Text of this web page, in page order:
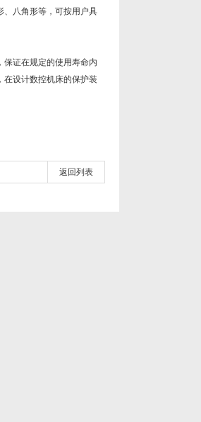
、八角形等，可按用户具
证在规定的使用寿命内
在设计数控机床的保护装
返回列表